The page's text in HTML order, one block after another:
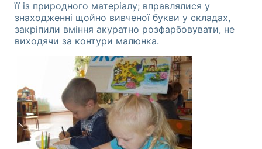
її із природного матеріалу; вправлялися у
знаходженні щойно вивченої букви у складах,
закріпили вміння акуратно розфарбовувати, не
виходячи за контури малюнка.
здібностей дітвори віком від 4 до-7 років.